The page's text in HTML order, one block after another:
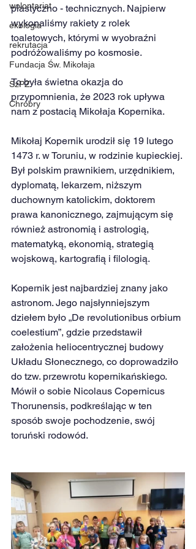
wolontariat
ekologia
rekrutacja
Fundacja Św. Mikołaja
SzPZ
Chrobry
plastyczno - technicznych. Najpierw
wykonaliśmy rakiety z rolek
toaletowych, którymi w wyobraźni
podróżowaliśmy po kosmosie.
To była świetna okazja do
przypomnienia, że 2023 rok upływa
nam z postacią Mikołaja Kopernika.
Mikołaj Kopernik urodził się 19 lutego
1473 r. w Toruniu, w rodzinie kupieckiej.
Był polskim prawnikiem, urzędnikiem,
dyplomatą, lekarzem, niższym
duchownym katolickim, doktorem
prawa kanonicznego, zajmującym się
również astronomią i astrologią,
matematyką, ekonomią, strategią
wojskową, kartografią i filologią.
Kopernik jest najbardziej znany jako
astronom. Jego najsłynniejszym
dziełem było „De revolutionibus orbium
coelestium”, gdzie przedstawił
założenia heliocentrycznej budowy
Układu Słonecznego, co doprowadziło
do tzw. przewrotu kopernikańskiego.
Mówił o sobie Nicolaus Copernicus
Thorunensis, podkreślając w ten
sposób swoje pochodzenie, swój
toruński rodowód.